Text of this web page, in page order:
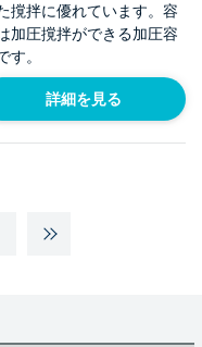
撹拌に優れています。容
加圧撹拌ができる加圧容
す。
詳細を見る